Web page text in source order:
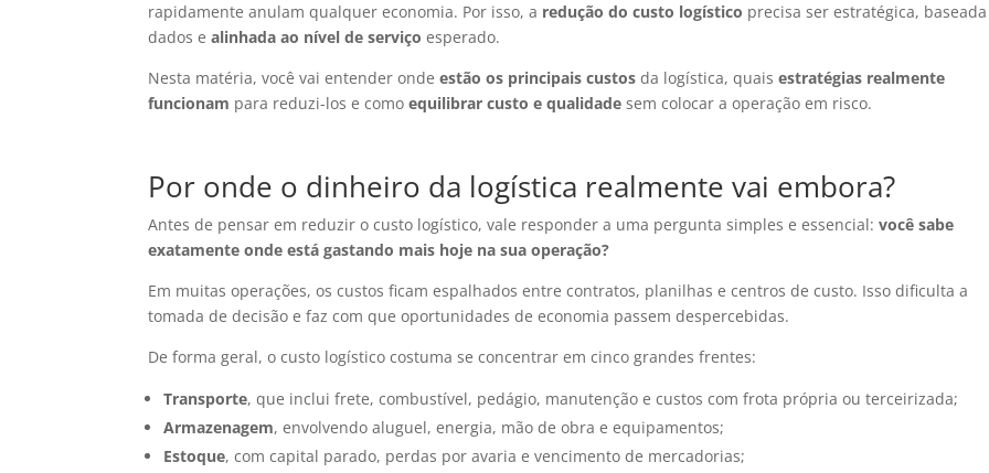
rapidamente anulam qualquer economia. Por isso, a redução do custo logístico precisa ser estratégica,
dados ealinhada ao nível de serviço esperado.
Nesta matéria, você vai entender ondeestão os principais custosda logística, quaisestratégias realmente
funcionam para reduzi-los e comoequilibrar custo e qualidade sem colocar a operação em risco.
Por onde o dinheiro da logística realmente vai embora?
Antes de pensar em reduzir o custo logístico, vale responder a uma pergunta simples e essencial:você sabe
exatamente onde está gastando mais hoje na sua operação?
Em muitas operações, os custos ficam espalhados entre contratos, planilhas e centros de custo. Isso dificulta a
tomada de decisão e faz com que oportunidades de economia passem despercebidas.
De forma geral, o custo logístico costuma se concentrar em cinco grandes frentes:
Transporte, que inclui frete, combustível, pedágio, manutenção e custos com frota própria ou terceirizada;
Armazenagem, envolvendo aluguel, energia, mão de obra e equipamentos;
Estoque, com capital parado, perdas por avaria e vencimento de mercadorias;